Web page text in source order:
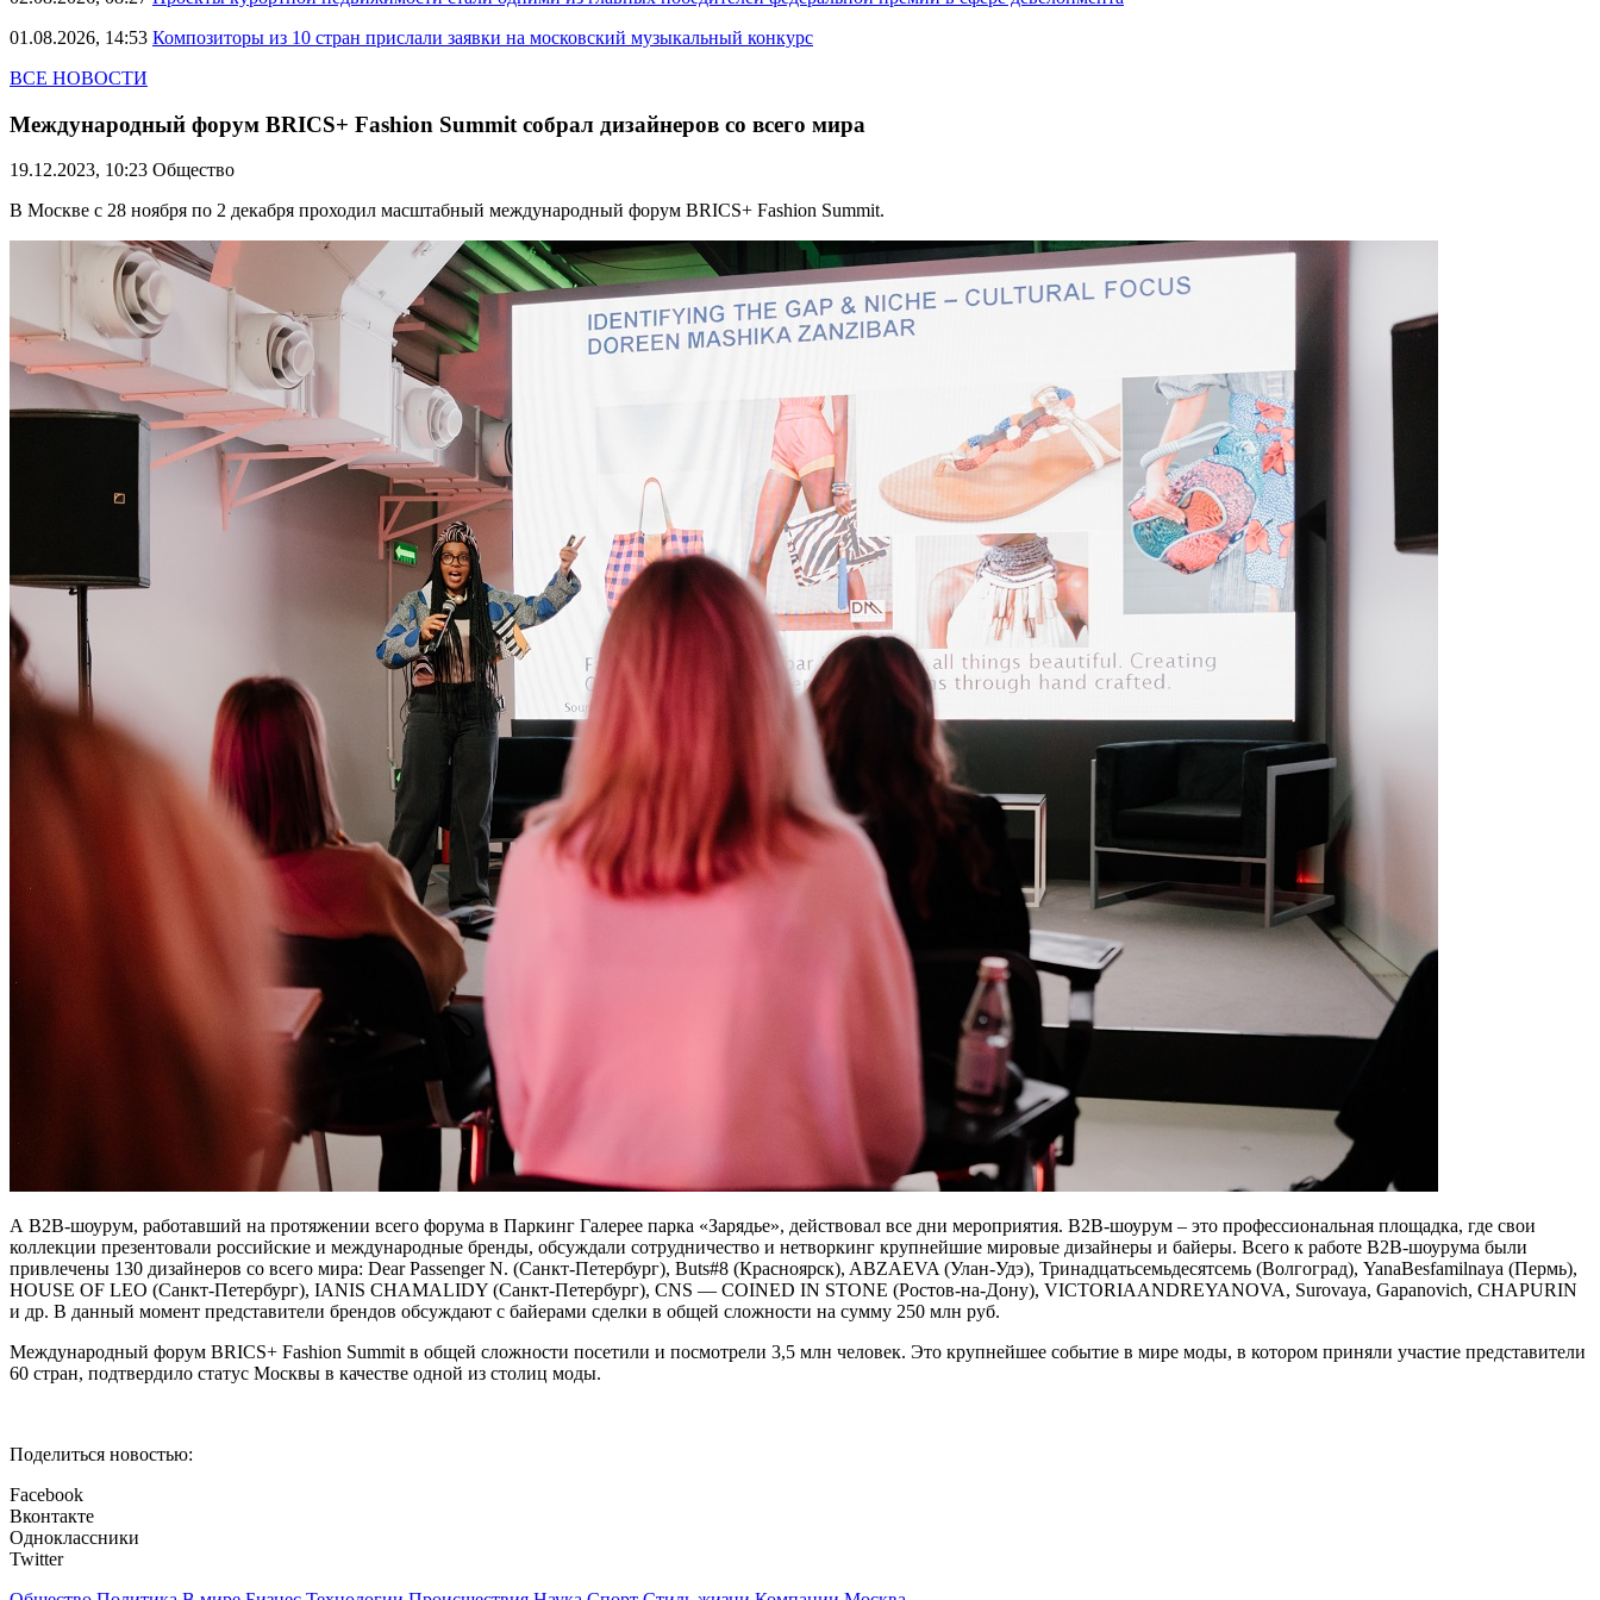
01.08.2026, 14:53 Композиторы из 10 стран прислали заявки на московский музыкальный конкурс
ВСЕ НОВОСТИ
Международный форум BRICS+ Fashion Summit собрал дизайнеров со всего мира
19.12.2023, 10:23 Общество
В Москве с 28 ноября по 2 декабря проходил масштабный международный форум BRICS+ Fashion Summit.
А В2В-шоурум, работавший на протяжении всего форума в Паркинг Галерее парка «Зарядье», действовал все дни мероприятия. В2В-шоурум – это профессиональная площадка, где свои
коллекции презентовали российские и международные бренды, обсуждали сотрудничество и нетворкинг крупнейшие мировые дизайнеры и байеры. Всего к работе В2В-шоурума были
привлечены 130 дизайнеров со всего мира: Dear Passenger N. (Санкт-Петербург), Buts#8 (Красноярск), ABZAEVA (Улан-Удэ), Тринадцатьсемьдесятсемь (Волгоград), YanaBesfamilnaya (Пермь),
HOUSE OF LEO (Санкт-Петербург), IANIS CHAMALIDY (Санкт-Петербург), CNS — COINED IN STONE (Ростов-на-Дону), VICTORIAANDREYANOVA, Surovaya, Gapanovich, CHAPURIN
и др. В данный момент представители брендов обсуждают с байерами сделки в общей сложности на сумму 250 млн руб.
Международный форум BRICS+ Fashion Summit в общей сложности посетили и посмотрели 3,5 млн человек. Это крупнейшее событие в мире моды, в котором приняли участие представители
60 стран, подтвердило статус Москвы в качестве одной из столиц моды.
Поделиться новостью:
Facebook
Вконтакте
Одноклассники
Twitter